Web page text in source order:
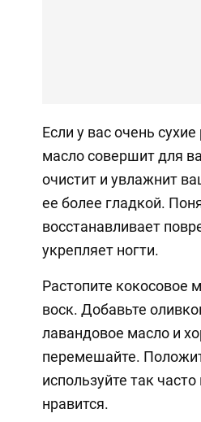
Если у вас очень
масло совершит для
очистит и увлажнит
ее более гладкой.
восстанавливает
укрепляет ногти.
Растопите кокосовое
воск. Добавьте
лавандовое масло и
перемешайте.
используйте так
нравится.